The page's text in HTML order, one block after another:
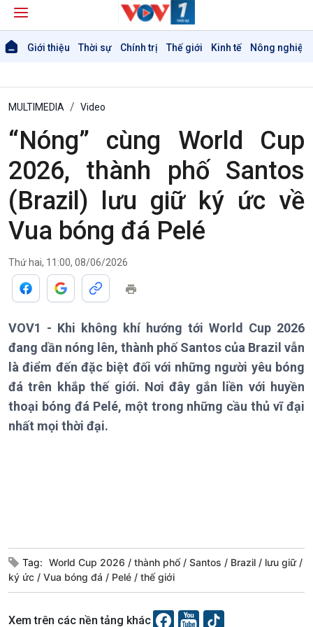
Giới thiệu Thời sự Chính trị Thế giới Kinh tế Nông nghiệp
Giới thiệu
Thời sự
Thời sự 6h
Thời sự 12h
Thời sự 18h
Thời sự 21h30
Chính trị
Tin Chính trị
Chính phủ với người dân
Quốc hội với cử tri
Xây dựng đảng
Đảng trong cuộc sống
Thế giới
Tin thế giới
Vấn đề quốc tế
Hồ sơ sự kiện quốc tế
Thế giới & Việt Nam
Dòng chảy Kinh tế
Sức sống hàng Việt
Khởi nghiệp
Mùa vàng
Biển đảo Việt Nam
Tâm tình biên giới và hải
đảo
MULTIMEDIA Video
“Nóng” cùng World Cup
2026, thành phố Santos
(Brazil) lưu giữ ký ức về
Vua bóng đá Pelé
Thứ hai, 11:00, 08/06/2026
VOV1 - Khi không khí hướng tới World Cup 2026
đang dần nóng lên, thành phố Santos của Brazil vẫn
là điểm đến đặc biệt đối với những người yêu bóng
đá trên khắp thế giới. Nơi đây gắn liền với huyền
thoại bóng đá Pelé, một trong những cầu thủ vĩ đại
nhất mọi thời đại.
Tag: World Cup 2026 thành phố Santos Brazil
lưu giữ
ký ức
Vua bóng đá Pelé thế giới
Xem trên các nền tảng khác